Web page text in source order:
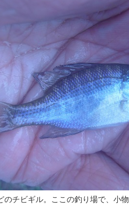
のチビギル。ここの釣り場で、小